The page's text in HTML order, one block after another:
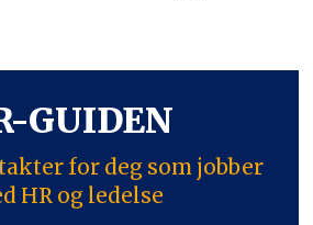
GUIDEN
for deg som jobber
HR og ledelse